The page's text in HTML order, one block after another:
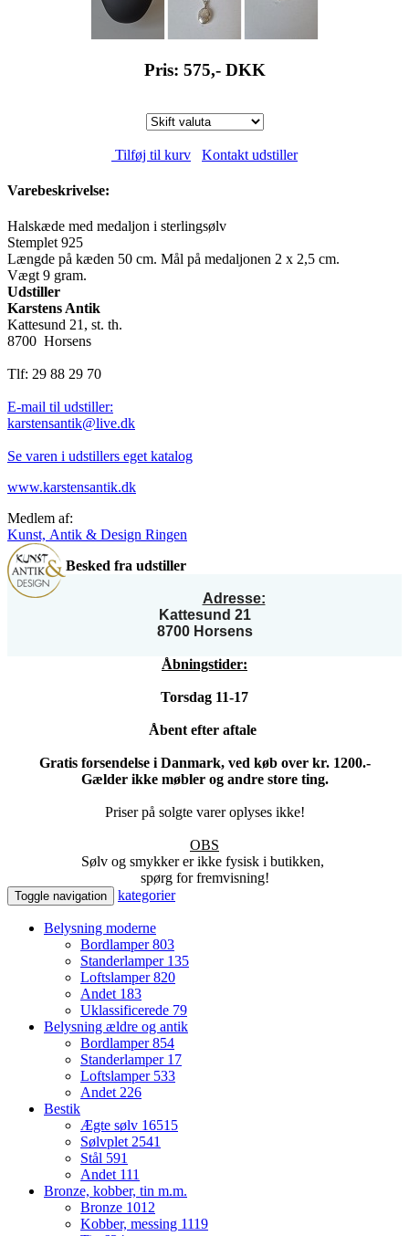
Pris: 575,- DKK
Tilføj til kurv Kontakt udstiller
Varebeskrivelse:
Halskæde med medaljon i sterlingsølv
Stemplet 925
Længde på kæden 50 cm. Mål på medaljonen 2 x 2,5 cm.
Vægt 9 gram.
Udstiller
Karstens Antik
Kattesund 21, st. th.
8700 Horsens
Tlf: 29 88 29 70
E-mail til udstiller:
karstensantik@live.dk
Se varen i udstillers eget katalog
www.karstensantik.dk
Medlem af:
Kunst, Antik & Design Ringen
Besked fra udstiller
Adresse:
Kattesund 21
8700 Horsens
Åbningstider:
Torsdag 11-17
Åbent efter aftale
Gratis forsendelse i Danmark, ved køb over kr. 1200.-
Gælder ikke møbler og andre store ting.
Priser på solgte varer oplyses ikke!
OBS
Sølv og smykker er ikke fysisk i butikken,
spørg for fremvisning!
Toggle navigation kategorier
Belysning moderne
Bordlamper803
Standerlamper 135
Loftslamper820
Andet 183
Uklassificerede 79
Belysning ældre og antik
Bordlamper854
Standerlamper 17
Loftslamper 533
Andet226
Bestik
Ægte sølv 16515
Sølvplet2541
Stål 591
Andet 111
Bronze, kobber, tin m.m.
Bronze 1012
Kobber, messing 1119